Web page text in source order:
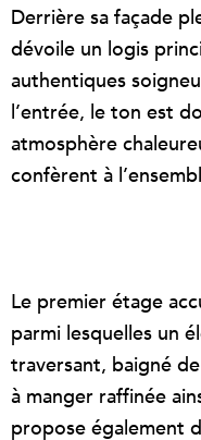
Derrière sa façade
dévoile un logis
authentiques
l’entrée, le ton est
atmosphère
confèrent à
Le premier étage
parmi lesquelles un
traversant, baigné
à manger raffinée
propose également